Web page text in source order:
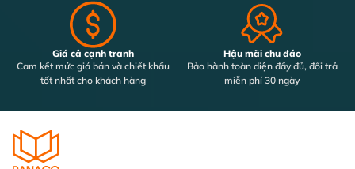
Giá cả cạnh tranh
Cam kết mức giá bán và chiết khấu
tốt nhất cho khách hàng
Hậu mãi chu đáo
Bảo hành toàn diện đầy đủ, đổi trả
miễn phí 30 ngày